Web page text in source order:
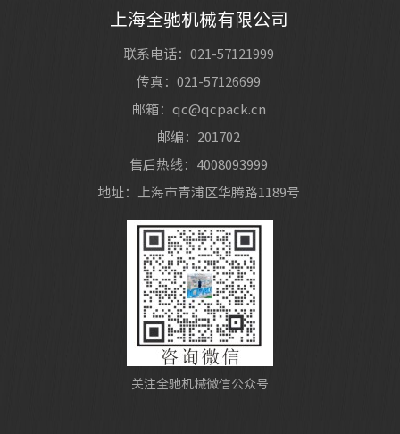
上海全驰机械有限公司
联系电话：021-57121999
传真：021-57126699
邮箱：qc@qcpack.cn
邮编：201702
售后热线：4008093999
地址：上海市青浦区华腾路1189号
关注全驰机械微信公众号